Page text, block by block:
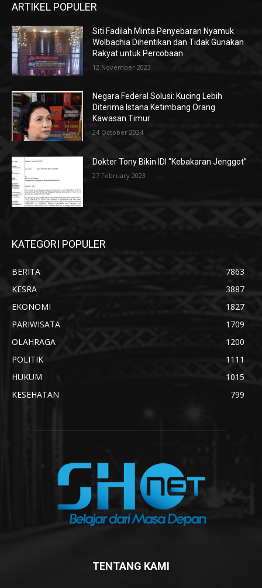
ARTIKEL POPULER
Siti Fadilah Minta Penyebaran Nyamuk
Wolbachia Dihentikan dan Tidak Gunakan
Rakyat untuk Percobaan
12 November 2023
Negara Federal Solusi: Kucing Lebih
Diterima Istana Ketimbang Orang
Kawasan Timur
24 October 2024
Dokter Tony Bikin IDI “Kebakaran Jenggot”
27 February 2023
KATEGORI POPULER
BERITA
7863
KESRA
3887
EKONOMI
1827
PARIWISATA
1709
OLAHRAGA
1200
POLITIK
1111
HUKUM
1015
KESEHATAN
799
TENTANG KAMI